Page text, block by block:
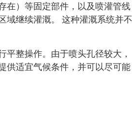
在）等固定部件，以及喷灌管线
域继续灌溉。 这种灌溉系统并不
整操作。由于喷头孔径较大，
供适宜气候条件，并可以尽可能